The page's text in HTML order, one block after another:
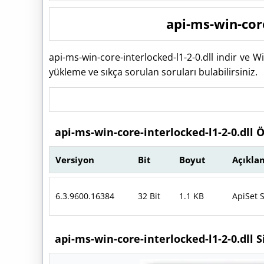
api-ms-win-
api-ms-win-core-interlocked-l1-2-0.dll indir ve
yükleme ve sıkça sorulan soruları bulabilirsiniz.
api-ms-win-core-interlocked-l1-2-0.dll
Versiyon Bit Boyut
6.3.9600.16384 32 Bit 1.1 KB ApiSet
api-ms-win-core-interlocked-l1-2-0.dll